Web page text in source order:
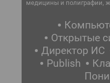
медицины и полиграфии,
Открытые
Директор ИС
Publish